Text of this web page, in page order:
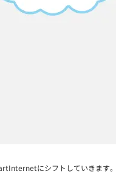
にシフトしていきます